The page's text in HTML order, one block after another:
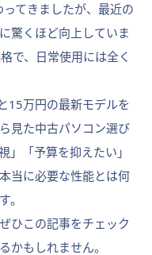
てきましたが、最近の
驚くほど向上していま
で、日常使用には全く
15万円の最新モデルを
見た中古パソコン選び
」「予算を抑えたい」
当に必要な性能とは何
。
ひこの記事をチェック
かもしれません。